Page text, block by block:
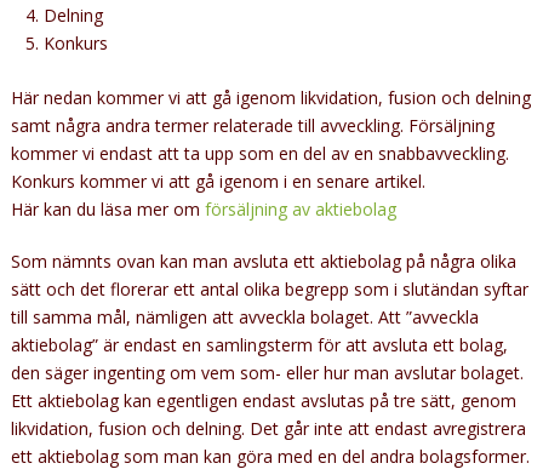
Delning
Konkurs
Här nedan kommer vi att gå igenom likvidation, fusion och delning
samt några andra termer relaterade till avveckling. Försäljning
kommer vi endast att ta upp som en del av en snabbavveckling.
Konkurs kommer vi att gå igenom i en senare artikel.
Här kan du läsa mer om försäljning av aktiebolag
Som nämnts ovan kan man avsluta ett aktiebolag på några olika
sätt och det florerar ett antal olika begrepp som i slutändan syftar
till samma mål, nämligen att avveckla bolaget. Att ”avveckla
aktiebolag” är endast en samlingsterm för att avsluta ett bolag,
den säger ingenting om vem som- eller hur man avslutar bolaget.
Ett aktiebolag kan egentligen endast avslutas på tre sätt, genom
likvidation, fusion och delning. Det går inte att endast avregistrera
ett aktiebolag som man kan göra med en del andra bolagsformer.